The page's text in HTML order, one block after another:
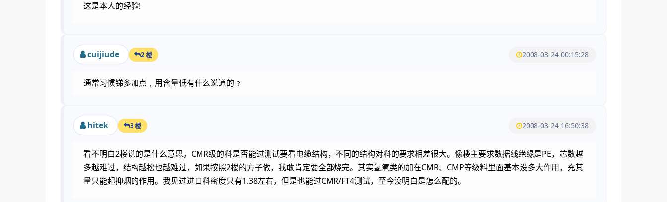
这是本人的经验!
cuijiude 2 楼 2008-03-24 00:15:28
通常习惯锑多加点﹐用含量低有什么说道的﹖
hitek 3 楼 2008-03-24 16:50:38
看不明白2楼说的是什么意思。CMR级的料是否能过测试要看电缆结构，不同的结构对料的要求相差很大。像楼主要求数据线绝缘是PE，芯数越
多越难过，结构越松也越难过，如果按照2楼的方子做，我敢肯定要全部烧完。其实氢氧类的加在CMR、CMP等级料里面基本没多大作用，充其
量只能起抑烟的作用。我见过进口料密度只有1.38左右，但是也能过CMR/FT4测试，至今没明白是怎么配的。